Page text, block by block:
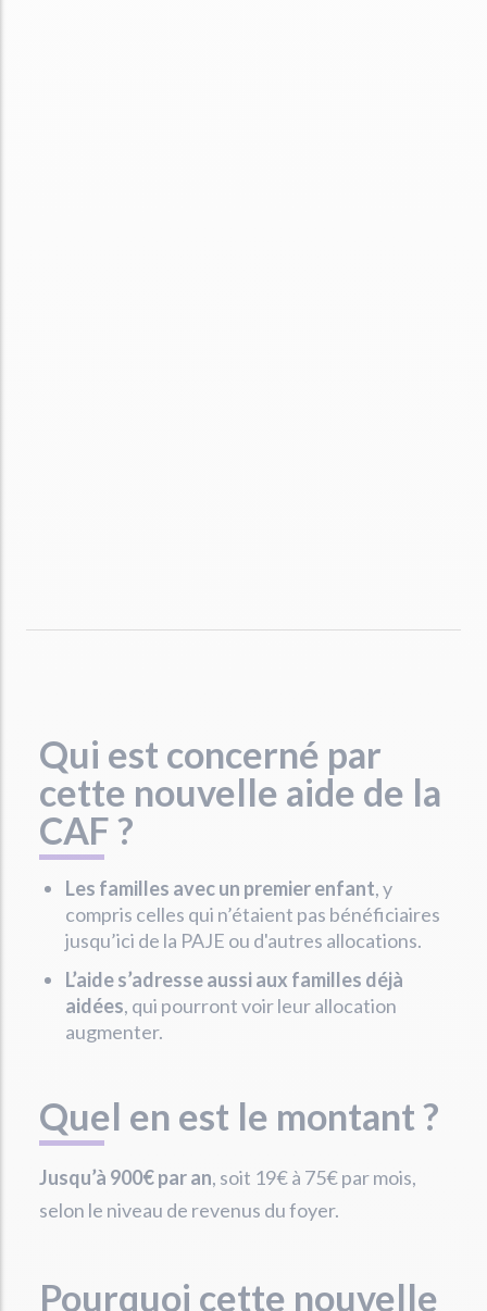
Qui est concerné par
cette nouvelle aide de la
CAF ?
Les familles avec un premier enfant, y
compris celles qui n’étaient pas bénéficiaires
jusqu’ici de la PAJE ou d'autres allocations.
L’aide s’adresse aussi aux familles déjà
aidées, qui pourront voir leur allocation
augmenter.
Quel en est le montant ?
Jusqu’à 900€ par an, soit 19€ à 75€ par mois,
selon le niveau de revenus du foyer.
Pourquoi cette nouvelle